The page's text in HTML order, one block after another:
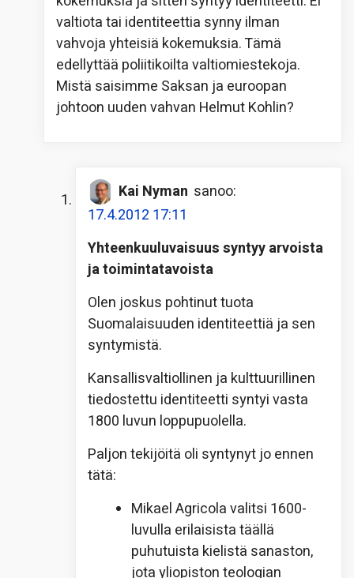
valtiota tai identiteettia synny ilman
vahvoja yhteisiä kokemuksia. Tämä
edellyttää poliitikoilta valtiomiestekoja.
Mistä saisimme Saksan ja euroopan
johtoon uuden vahvan Helmut Kohlin?
Kai Nyman sanoo:
17.4.2012 17:11
Yhteenkuuluvaisuus syntyy arvoista
ja toimintatavoista
Olen joskus pohtinut tuota
Suomalaisuuden identiteettiä ja sen
syntymistä.
Kansallisvaltiollinen ja kulttuurillinen
tiedostettu identiteetti syntyi vasta
1800 luvun loppupuolella.
Paljon tekijöitä oli syntynyt jo ennen
tätä:
Mikael Agricola valitsi 1600-
luvulla erilaisista täällä
puhutuista kielistä sanaston,
jota yliopiston teologian